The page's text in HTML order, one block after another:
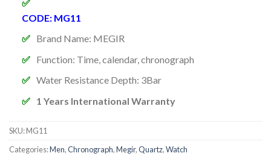
CODE: MG11
Brand Name: MEGIR
Function: Time, calendar, chronograph
Water Resistance Depth: 3Bar
1 Years International Warranty
SKU:MG11
Categories:Men,Chronograph,Megir,Quartz,Watch